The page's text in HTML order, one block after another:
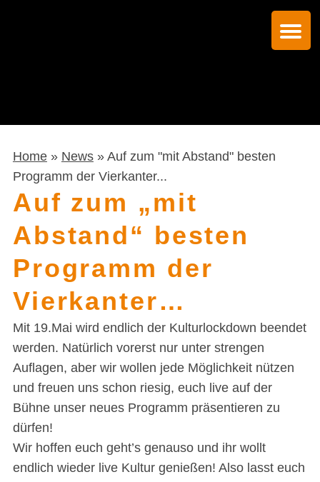
Home» News» Auf zum "mit Abstand" besten
Programm der Vierkanter...
Auf zum „mit
Abstand“ besten
Programm der
Vierkanter…
Mit 19.Mai wird endlich der Kulturlockdown beendet
werden. Natürlich vorerst nur unter strengen
Auflagen, aber wir wollen jede Möglichkeit nützen
und freuen uns schon riesig, euch live auf der
Bühne unser neues Programm präsentieren zu
dürfen!
Wir hoffen euch geht’s genauso und ihr wollt
endlich wieder live Kultur genießen! Also lasst euch